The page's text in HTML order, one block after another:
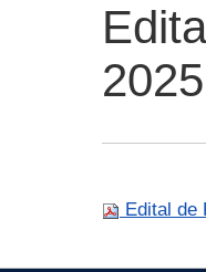
Edital de